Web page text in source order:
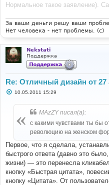
Нормальное такое заявление).
За ваши деньги решу ваши
Нет человека - нет проблемы. (c)
Nekstati
Поддержка
Re: Отличный дизайн от 27
С
е
10.05.2011 15:29
MAzZY писал(а):
с какими чувствами ты бы
революцию на женском
Первое, что я сделала,
быстрого ответа (давно это
жизни) — это перенесла
кнопку «Быстрая цитата»,
кнопку «Цитата». От